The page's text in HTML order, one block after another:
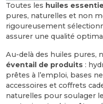
Toutes les huiles
pures, naturelles et non
rigoureusement
assurer une qualité
Au-delà des huiles pures,
éventail de produits :
prêtes à l’emploi, bases
accessoires et coffrets
naturelles pour soulager